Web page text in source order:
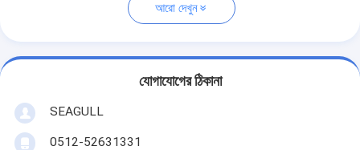
আরো দেখুন
যোগাযোগের ঠিকানা
SEAGULL
0512-52631331